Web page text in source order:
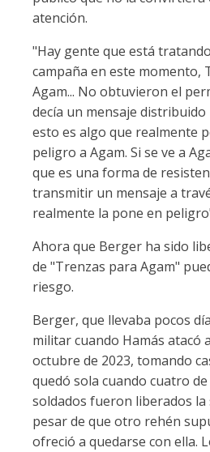
atención.
"Hay gente que está
campaña en este momento,
Agam... No obtuvieron el
decía un mensaje distribuido
esto es algo que realmente
peligro a Agam. Si se ve a
que es una forma de
transmitir un mensaje a
realmente la pone en
Ahora que Berger ha sido
de "Trenzas para Agam"
riesgo.
Berger, que llevaba pocos
militar cuando Hamás atacó
octubre de 2023, tomando
quedó sola cuando cuatro
soldados fueron liberados la
pesar de que otro rehén
ofreció a quedarse con ella.